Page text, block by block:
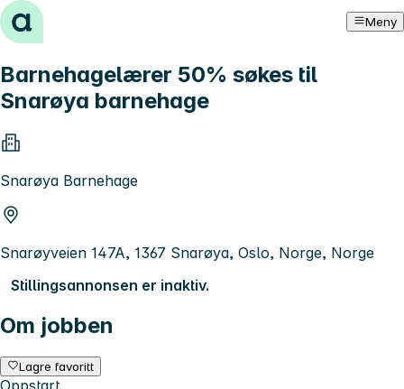
Hopp til innhold Meny
Barnehagelærer 50% søkes til
Snarøya barnehage
Snarøya Barnehage
Snarøyveien 147A, 1367 Snarøya, Oslo, Norge, Norge
Stillingsannonsen er inaktiv.
Om jobben
Lagre favoritt
Oppstart